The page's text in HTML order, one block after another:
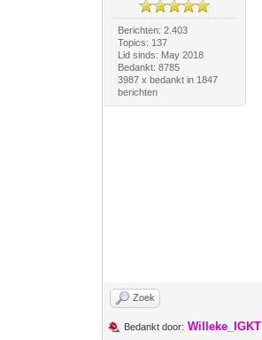
Berichten: 2.403
Topics: 137
Lid sinds: May 2018
Bedankt: 8785
3987 x bedankt in 1847
berichten
Zoek
Bedankt door: Willeke_IGKT